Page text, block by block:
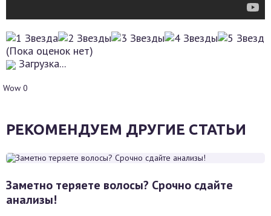
(Пока оценок нет)
Загрузка...
Wow 0
РЕКОМЕНДУЕМ ДРУГИЕ СТАТЬИ
Заметно теряете волосы? Срочно сдайте
анализы!